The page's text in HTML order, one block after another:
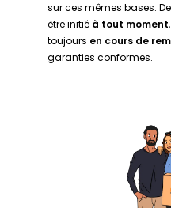
sur ces mêmes bases.
être initié à tout moment
toujours en cours de
garanties conformes.